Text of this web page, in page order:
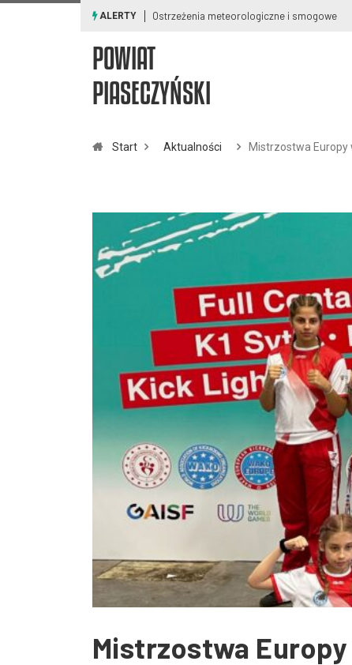
ALERTY Ostrzeżenia meteorologiczne i smogowe
POWIAT
PIASECZYŃSKI
Start Aktualności Mistrzostwa Europy
Mistrzostwa